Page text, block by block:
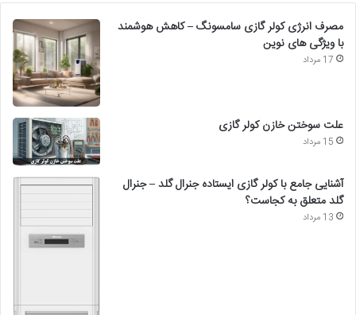
مصرف انرژی کولر گازی سامسونگ – کاهش هوشمند
با ویژگی های نوین
17 مرداد
علت سوختن خازن کولر گازی
15 مرداد
آشنایی جامع با کولر گازی ایستاده جنرال گلد – جنرال
گلد متعلق به کجاست؟
13 مرداد